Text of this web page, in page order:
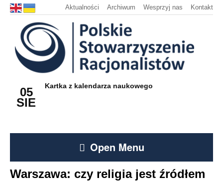
Aktualności Archiwum Wesprzyj nas Kontakt
05
SIE
Kartka z kalendarza naukowego
Open Menu
Warszawa: czy religia jest źródłem